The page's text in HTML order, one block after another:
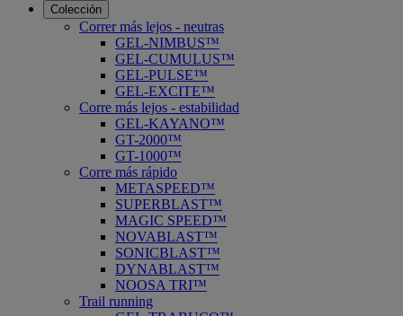
Colección
Correr más lejos - neutras
GEL-NIMBUS™
GEL-CUMULUS™
GEL-PULSE™
GEL-EXCITE™
Corre más lejos - estabilidad
GEL-KAYANO™
GT-2000™
GT-1000™
Corre más rápido
METASPEED™
SUPERBLAST™
MAGIC SPEED™
NOVABLAST™
SONICBLAST™
DYNABLAST™
NOOSA TRI™
Trail running